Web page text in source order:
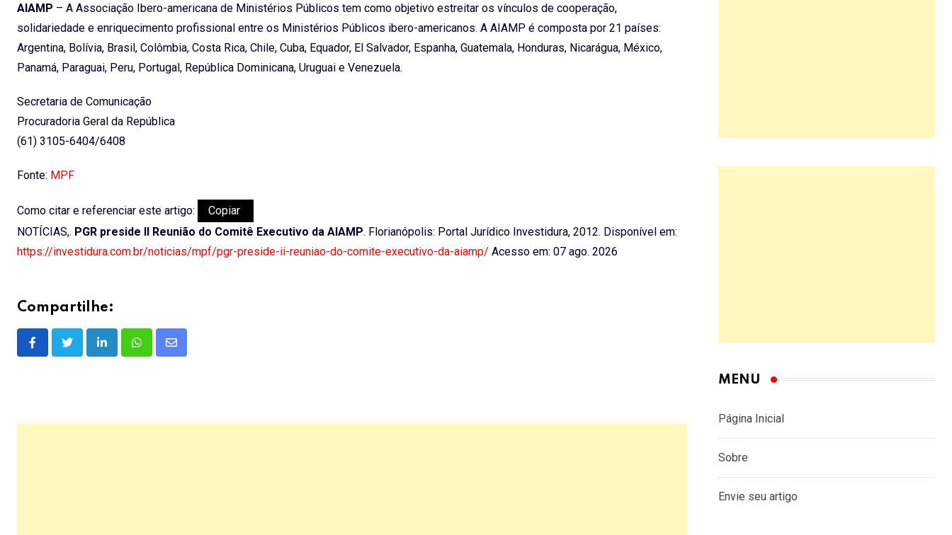
AIAMP – A Associação Ibero-americana de Ministérios Públicos tem como objetivo estreitar os vínculos de cooperação,
solidariedade e enriquecimento profissional entre os Ministérios Públicos ibero-americanos. A AIAMP é composta por 21 países:
Argentina, Bolívia, Brasil, Colômbia, Costa Rica, Chile, Cuba, Equador, El Salvador, Espanha, Guatemala, Honduras, Nicarágua, México,
Panamá, Paraguai, Peru, Portugal, República Dominicana, Uruguai e Venezuela.
Secretaria de Comunicação
Procuradoria Geral da República
(61) 3105-6404/6408
Fonte: MPF
Como citar e referenciar este artigo:
Copiar
NOTÍCIAS,. PGR preside II Reunião do Comitê Executivo da AIAMP. Florianópolis: Portal Jurídico Investidura, 2012. Disponível em:
https://investidura.com.br/noticias/mpf/pgr-preside-ii-reuniao-do-comite-executivo-da-aiamp/ Acesso em: 07 ago. 2026
Compartilhe:
LinkedInWhatsappShare
MENU
Página Inicial
Sobre
Envie seu artigo